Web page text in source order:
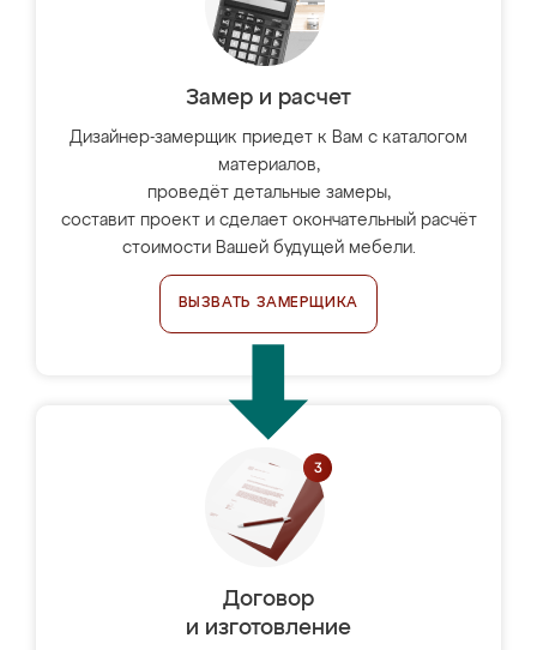
Замер и расчет
Дизайнер-замерщик приедет к Вам с каталогом
материалов,
проведёт детальные замеры,
составит проект и сделает окончательный расчёт
стоимости Вашей будущей мебели.
ВЫЗВАТЬ ЗАМЕРЩИКА
Договор
и изготовление